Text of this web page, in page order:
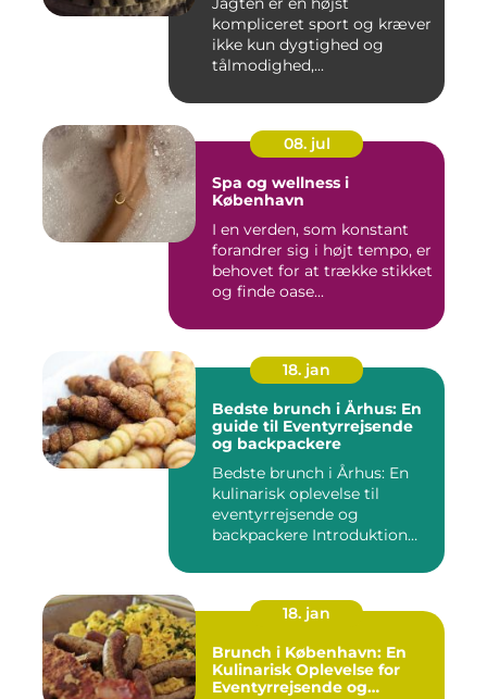
kompliceret sport og kræver
ikke kun dygtighed og
tålmodighed,...
08. jul
Spa og wellness i
København
I en verden, som konstant
forandrer sig i højt tempo, er
behovet for at trække stikket
og finde oase...
18. jan
Bedste brunch i Århus: En
guide til Eventyrrejsende
og backpackere
Bedste brunch i Århus: En
kulinarisk oplevelse til
eventyrrejsende og
backpackere Introduktion
18. jan
Brunch i København: En
Kulinarisk Oplevelse for
Eventyrrejsende og